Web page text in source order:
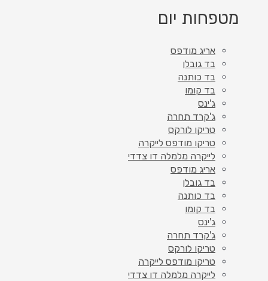
מטפחות יום
אריג מודפס
בד גובלן
בד כותנה
בד קומו
ג'ינס
ג'קרד תחרה
טריקו לורקס
טריקו מודפס לייקרה
לייקרה מלמלה דו צדדי
אריג מודפס
בד גובלן
בד כותנה
בד קומו
ג'ינס
ג'קרד תחרה
טריקו לורקס
טריקו מודפס לייקרה
לייקרה מלמלה דו צדדי